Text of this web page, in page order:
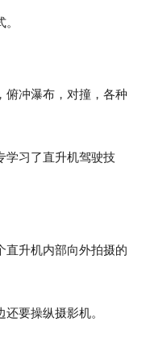
俯冲瀑布，对撞，各种
学习了直升机驾驶技
直升机内部向外拍摄的
要操纵摄影机。